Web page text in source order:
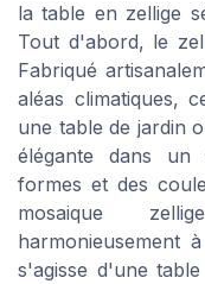
la table en zellige
Tout d'abord, le
Fabriqué
aléas climatiques,
une table de jardin
élégante dans un
formes et des
mosaique
harmonieusement
s'agisse d'une